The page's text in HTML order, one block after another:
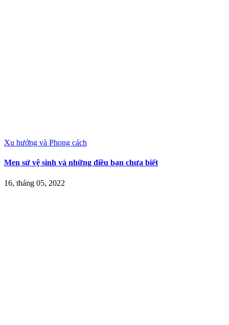
Xu hướng và Phong cách
Men sứ vệ sinh và những điều bạn chưa biết
16, tháng 05, 2022